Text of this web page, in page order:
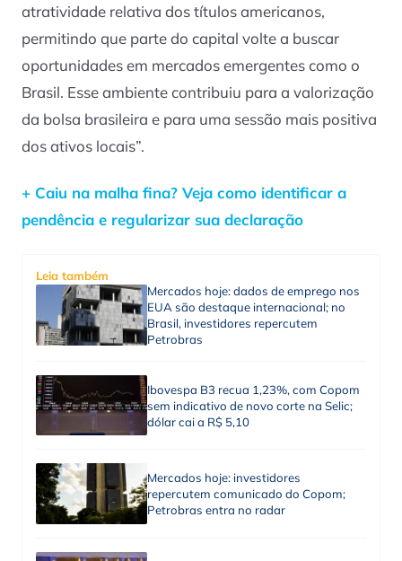
atratividade relativa dos títulos americanos,
permitindo que parte do capital volte a buscar
oportunidades em mercados emergentes como o
Brasil. Esse ambiente contribuiu para a valorização
da bolsa brasileira e para uma sessão mais positiva
dos ativos locais”.
+ Caiu na malha fina? Veja como identificar a
pendência e regularizar sua declaração
Leia também
Mercados hoje: dados de emprego nos
EUA são destaque internacional; no
Brasil, investidores repercutem
Petrobras
Ibovespa B3 recua 1,23%, com Copom
sem indicativo de novo corte na Selic;
dólar cai a R$ 5,10
Mercados hoje: investidores
repercutem comunicado do Copom;
Petrobras entra no radar